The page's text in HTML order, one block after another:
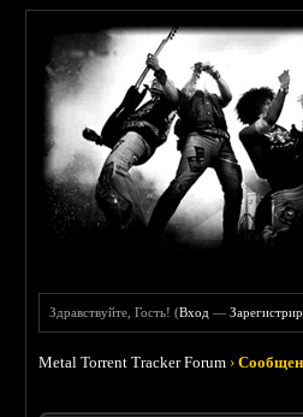
Здравствуйте, Гость! (Вход —
Metal Torrent Tracker Forum ›